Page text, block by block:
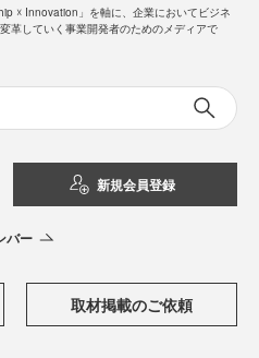
☓ Innovation」を軸に、企業においてビジネ
革していく事業開発者のためのメディアで
新規会員登録
バー
取材掲載のご依頼